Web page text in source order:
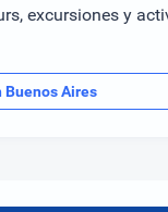
excursiones y
Buenos Aires